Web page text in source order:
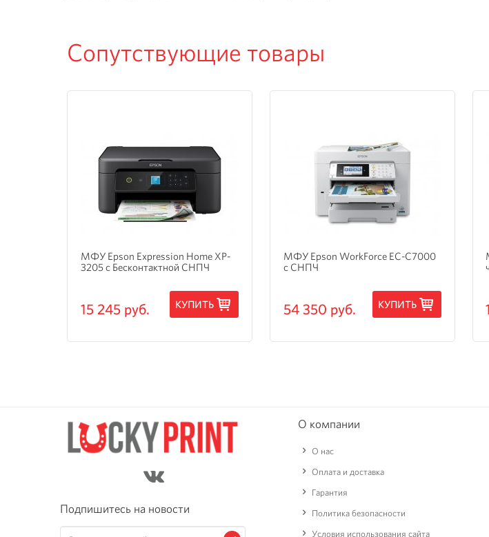
Сопутствующие товары
МФУ Epson Expression Home XP-
3205 с Бесконтактной СНПЧ
15 245 руб. КУПИТЬ
МФУ Epson WorkForce EC-C7000
с СНПЧ
54 350 руб. КУПИТЬ
Подпишитесь на новости
О компании
О нас
Оплата и доставка
Гарантия
Политика безопасности
Условия использования сайта